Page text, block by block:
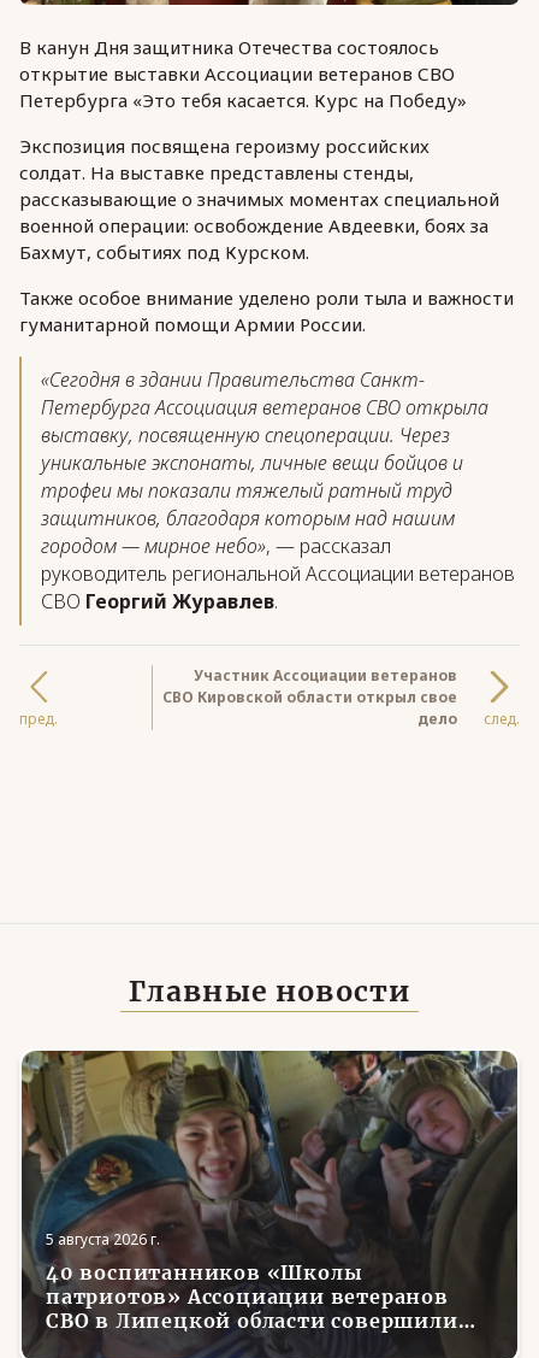
В канун Дня защитника Отечества состоялось
открытие выставки Ассоциации ветеранов СВО
Петербурга «Это тебя касается. Курс на Победу»
Экспозиция посвящена героизму российских
солдат. На выставке представлены стенды,
рассказывающие о значимых моментах специальной
военной операции: освобождение Авдеевки, боях за
Бахмут, событиях под Курском.
Также особое внимание уделено роли тыла и важности
гуманитарной помощи Армии России.
«Сегодня в здании Правительства Санкт-
Петербурга Ассоциация ветеранов СВО открыла
выставку, посвященную спецоперации. Через
уникальные экспонаты, личные вещи бойцов и
трофеи мы показали тяжелый ратный труд
защитников, благодаря которым над нашим
городом — мирное небо», — рассказал
руководитель региональной Ассоциации ветеранов
СВО Георгий Журавлев.
пред.
Участник Ассоциации ветеранов
СВО Кировской области открыл свое
дело
след.
Главные новости
5 августа 2026 г.
40 воспитанников «Школы
патриотов» Ассоциации ветеранов
СВО в Липецкой области совершили
первые парашютные прыжки